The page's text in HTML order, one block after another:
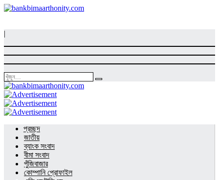
|
প্রচ্ছদ
জাতীয়
ব্যাংক সংবাদ
বীমা সংবাদ
পুঁজিবাজার
কোম্পানি প্রোফাইল